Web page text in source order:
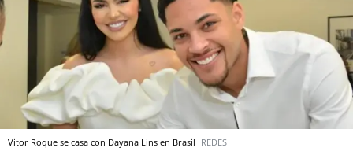
Vitor Roque se casa con Dayana Lins en Brasil REDES